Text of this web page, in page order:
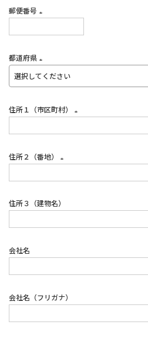
郵便番号
都道府県
(必
住所１（市区町村）
住所２（番地）
住所３（建物名）
会社名
会社名（フリガナ）